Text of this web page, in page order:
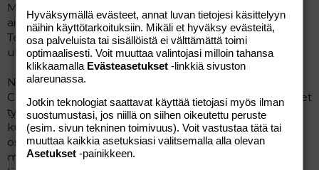
Mitäs nyt?-puolella kokemuksia ja mielipiteitä. Sillon
ainakin mulle ei hirveesti kehuttu noita Novia.
Teleskooppiaisa ei kuulemma hyvä, täytteet pursuilee
ulos...
Noista ja muista syistä päädyttiin ite hankkimaan
Crosswayt ja oon ollu tosi tyytyväinen. Tosi hyvät ja kevyet
työntää. Ainoo miinus on ettei tavarakorissa oo
kunnollisia reunoja. Jos siellä on enemmän tavaraa ni
osa meinaa pudota kyydistä. Mut se on pikkujuttu kun
muuten oikein loistokärryt. Suosittelen erittäin
Hyväksymällä evästeet, annat luvan tietojesi käsittelyyn
näihin käyttötarkoituksiin. Mikäli et hyväksy evästeitä,
osa palveluista tai sisällöistä ei välttämättä toimi
optimaalisesti. Voit muuttaa valintojasi milloin tahansa
klikkaamalla Evästeasetukset -linkkiä sivuston
alareunassa.
Jotkin teknologiat saattavat käyttää tietojasi myös ilman
suostumustasi, jos niillä on siihen oikeutettu peruste
(esim. sivun tekninen toimivuus). Voit vastustaa tätä tai
muuttaa kaikkia asetuksiasi valitsemalla alla olevan
Asetukset -painikkeen.